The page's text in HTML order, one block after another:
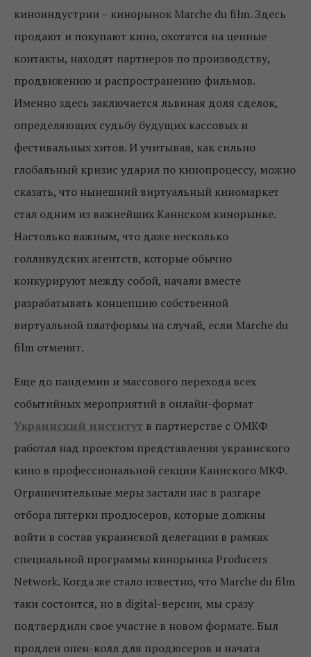
киноиндустрии – кинорынок Marche du film. Здесь
продают и покупают кино, охотятся на ценные
контакты, находят партнеров по производству,
продвижению и распространению фильмов.
Именно здесь заключается львиная доля сделок,
определяющих судьбу будущих кассовых и
фестивальных хитов. И учитывая, как сильно
глобальный кризис ударил по кинопроцессу, можно
сказать, что нынешний виртуальный киномаркет
стал одним из важнейших Каннском кинорынке.
Настолько важным, что даже несколько
голливудских агентств, которые обычно
конкурируют между собой, начали вместе
разрабатывать концепцию собственной
виртуальной платформы на случай, если Marche du
film отменят.
Еще до пандемии и массового перехода всех
событийных мероприятий в онлайн-формат
Украинский институт в партнерстве с ОМКФ
работал над проектом представления украинского
кино в профессиональной секции Каннского МКФ.
Ограничительные меры застали нас в разгаре
отбора пятерки продюсеров, которые должны
войти в состав украинской делегации в рамках
специальной программы кинорынка Producers
Network. Когда же стало известно, что Marche du film
таки состоится, но в digital-версии, мы сразу
подтвердили свое участие в новом формате. Был
продлен опен-колл для продюсеров и начата